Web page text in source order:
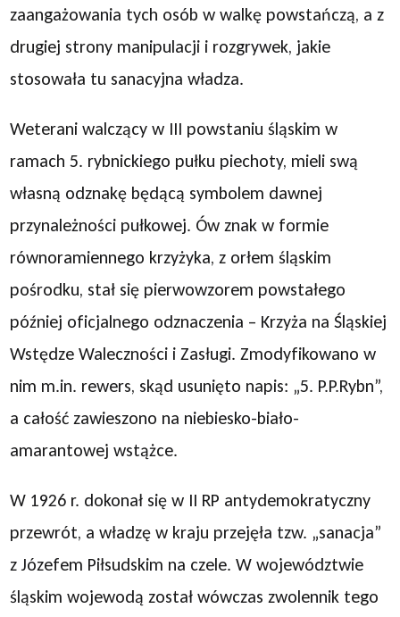
zaangażowania tych osób w walkę powstańczą, a z
drugiej strony manipulacji i rozgrywek, jakie
stosowała tu sanacyjna władza.
Weterani walczący w III powstaniu śląskim w
ramach 5. rybnickiego pułku piechoty, mieli swą
własną odznakę będącą symbolem dawnej
przynależności pułkowej. Ów znak w formie
równoramiennego krzyżyka, z orłem śląskim
pośrodku, stał się pierwowzorem powstałego
później oficjalnego odznaczenia – Krzyża na Śląskiej
Wstędze Waleczności i Zasługi. Zmodyfikowano w
nim m.in. rewers, skąd usunięto napis: „5. P.P.Rybn”,
a całość zawieszono na niebiesko-biało-
amarantowej wstążce.
W 1926 r. dokonał się w II RP antydemokratyczny
przewrót, a władzę w kraju przejęła tzw. „sanacja”
z Józefem Piłsudskim na czele. W województwie
śląskim wojewodą został wówczas zwolennik tego